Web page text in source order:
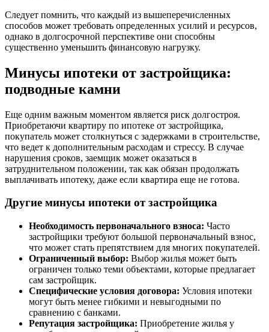
Следует помнить, что каждый из вышеперечисленных
способов может требовать определенных усилий и ресурсов,
однако в долгосрочной перспективе они способны
существенно уменьшить финансовую нагрузку.
Минусы ипотеки от застройщика:
подводные камни
Еще одним важным моментом является риск долгостроя.
Приобретаючи квартиру по ипотеке от застройщика,
покупатель может столкнуться с задержками в строительстве,
что ведет к дополнительным расходам и стрессу. В случае
нарушения сроков, заемщик может оказаться в
затруднительном положении, так как обязан продолжать
выплачивать ипотеку, даже если квартира еще не готова.
Другие минусы ипотеки от застройщика
Необходимость первоначального взноса: Часто
застройщики требуют большой первоначальный взнос,
что может стать препятствием для многих покупателей.
Ограниченный выбор: Выбор жилья может быть
ограничен только теми объектами, которые предлагает
сам застройщик.
Специфические условия договора: Условия ипотеки
могут быть менее гибкими и невыгодными по
сравнению с банками.
Репутация застройщика: Приобретение жилья у